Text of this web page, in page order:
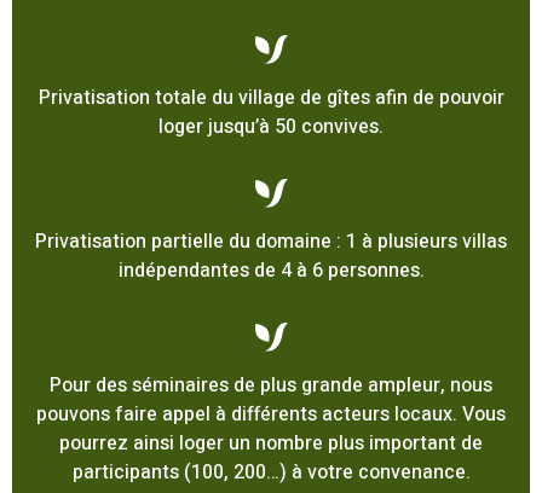
Privatisation totale du village de gîtes afin de pouvoir
loger jusqu’à 50 convives.
Privatisation partielle du domaine : 1 à plusieurs villas
indépendantes de 4 à 6 personnes.
Pour des séminaires de plus grande ampleur, nous
pouvons faire appel à différents acteurs locaux. Vous
pourrez ainsi loger un nombre plus important de
participants (100, 200…) à votre convenance.